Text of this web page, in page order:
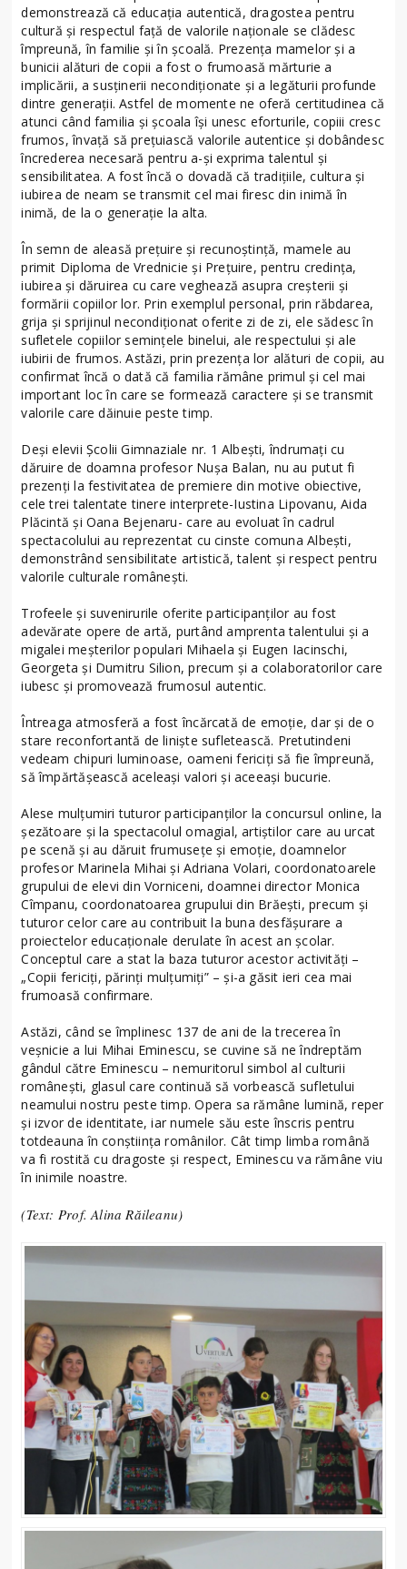
demonstrează că educația autentică, dragostea pentru
cultură și respectul față de valorile naționale se clădesc
împreună, în familie și în școală. Prezența mamelor și a
bunicii alături de copii a fost o frumoasă mărturie a
implicării, a susținerii necondiționate și a legăturii profunde
dintre generații. Astfel de momente ne oferă certitudinea că
atunci când familia și școala își unesc eforturile, copiii cresc
frumos, învață să prețuiască valorile autentice și dobândesc
încrederea necesară pentru a-și exprima talentul și
sensibilitatea. A fost încă o dovadă că tradițiile, cultura și
iubirea de neam se transmit cel mai firesc din inimă în
inimă, de la o generație la alta.
În semn de aleasă prețuire și recunoștință, mamele au
primit Diploma de Vrednicie și Prețuire, pentru credința,
iubirea și dăruirea cu care veghează asupra creșterii și
formării copiilor lor. Prin exemplul personal, prin răbdarea,
grija și sprijinul necondiționat oferite zi de zi, ele sădesc în
sufletele copiilor semințele binelui, ale respectului și ale
iubirii de frumos. Astăzi, prin prezența lor alături de copii, au
confirmat încă o dată că familia rămâne primul și cel mai
important loc în care se formează caractere și se transmit
valorile care dăinuie peste timp.
Deși elevii Școlii Gimnaziale nr. 1 Albești, îndrumați cu
dăruire de doamna profesor Nușa Balan, nu au putut fi
prezenți la festivitatea de premiere din motive obiective,
cele trei talentate tinere interprete-Iustina Lipovanu, Aida
Plăcintă și Oana Bejenaru- care au evoluat în cadrul
spectacolului au reprezentat cu cinste comuna Albești,
demonstrând sensibilitate artistică, talent și respect pentru
valorile culturale românești.
Trofeele și suvenirurile oferite participanților au fost
adevărate opere de artă, purtând amprenta talentului și a
migalei meșterilor populari Mihaela și Eugen Iacinschi,
Georgeta și Dumitru Silion, precum și a colaboratorilor care
iubesc și promovează frumosul autentic.
Întreaga atmosferă a fost încărcată de emoție, dar și de o
stare reconfortantă de liniște sufletească. Pretutindeni
vedeam chipuri luminoase, oameni fericiți să fie împreună,
să împărtășească aceleași valori și aceeași bucurie.
Alese mulțumiri tuturor participanților la concursul online, la
șezătoare și la spectacolul omagial, artiștilor care au urcat
pe scenă și au dăruit frumusețe și emoție, doamnelor
profesor Marinela Mihai și Adriana Volari, coordonatoarele
grupului de elevi din Vorniceni, doamnei director Monica
Cîmpanu, coordonatoarea grupului din Brăești, precum și
tuturor celor care au contribuit la buna desfășurare a
proiectelor educaționale derulate în acest an școlar.
Conceptul care a stat la baza tuturor acestor activități –
„Copii fericiți, părinți mulțumiți” – și-a găsit ieri cea mai
frumoasă confirmare.
Astăzi, când se împlinesc 137 de ani de la trecerea în
veșnicie a lui Mihai Eminescu, se cuvine să ne îndreptăm
gândul către Eminescu – nemuritorul simbol al culturii
românești, glasul care continuă să vorbească sufletului
neamului nostru peste timp. Opera sa rămâne lumină, reper
și izvor de identitate, iar numele său este înscris pentru
totdeauna în conștiința românilor. Cât timp limba română
va fi rostită cu dragoste și respect, Eminescu va rămâne viu
în inimile noastre.
(Text: Prof. Alina Răileanu)